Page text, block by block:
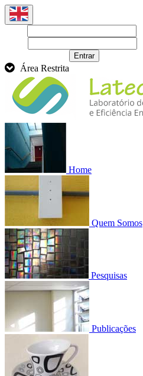
Entrar
Área Restrita
Home
Quem Somos
Pesquisas
Publicações